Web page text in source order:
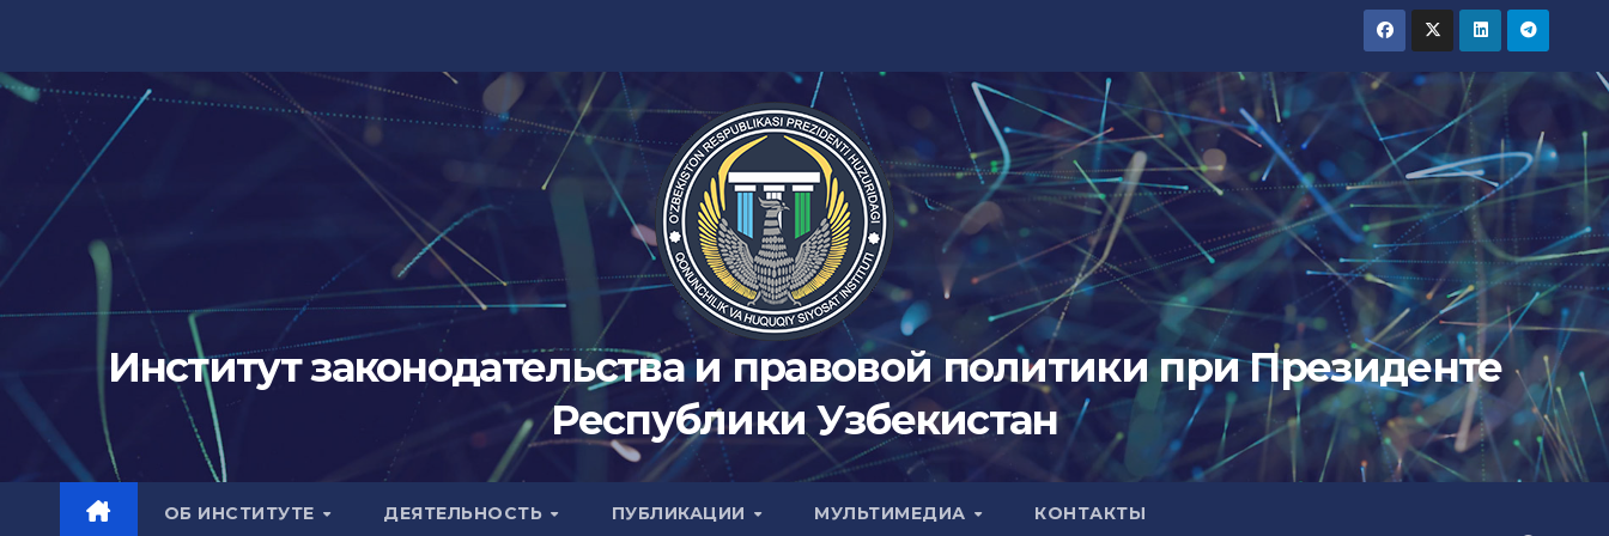
содержимому
Институт законодательства и правовой политики при Президенте
Республики Узбекистан
ОБ ИНСТИТУТЕ ДЕЯТЕЛЬНОСТЬ ПУБЛИКАЦИИ МУЛЬТИМЕДИА КОНТАКТЫ